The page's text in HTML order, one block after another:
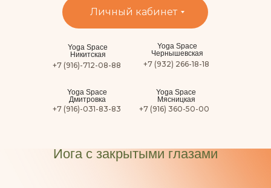
Yoga Space
Никитская
+7 (916)-712-08-88
Yoga Space
Дмитровка
+7 (916)-031-83-83
Личный кабинет
Yoga Space
Мясницкая
+7 (916) 360-50-00
Yoga Space
Чернышевская
+7 (932) 266-18-18
Специальный класс с Мариной
Йога с закрытыми глазами